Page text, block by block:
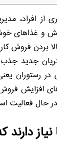
از افراد،
و غذاهای
جدید
در رستوران
افزایش
در حال